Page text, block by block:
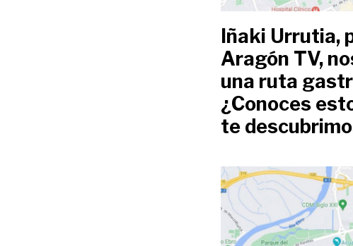
Iñaki Urrutia,
Aragón TV,
una ruta
¿Conoces
te